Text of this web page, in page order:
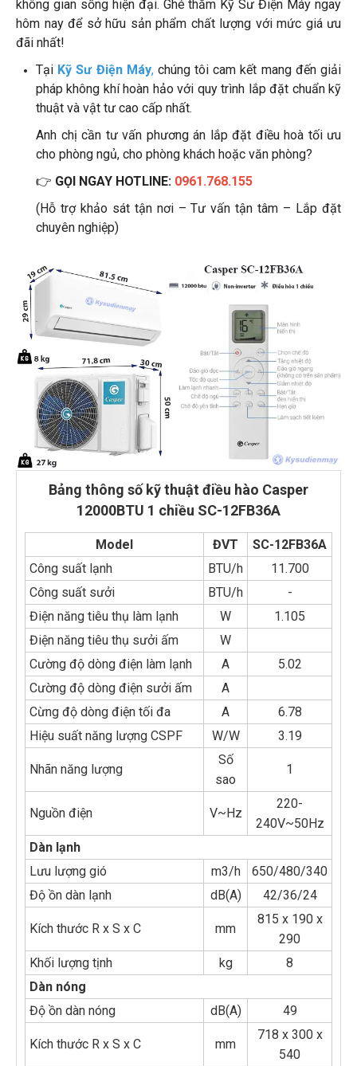
không gian sống hiện đại. Ghé thăm Kỹ Sư Điện Máy ngay
hôm nay để sở hữu sản phẩm chất lượng với mức giá ưu
đãi nhất!
Tại Kỹ Sư Điện Máy,chúng tôi cam kết mang đến giải
pháp không khí hoàn hảo với quy trình lắp đặt chuẩn kỹ
thuật và vật tư cao cấp nhất.
Anh chị cần tư vấn phương án lắp đặt điều hoà tối ưu
cho phòng ngủ, cho phòng khách hoặc văn phòng?
👉 GỌI NGAY HOTLINE: 0961.768.155
(Hỗ trợ khảo sát tận nơi – Tư vấn tận tâm – Lắp đặt
chuyên nghiệp)
Bảng thông số kỹ thuật điều hào Casper
12000BTU 1 chiều SC-12FB36A
Model ĐVT
SC-12FB36A
Công suất lạnh
BTU/h
11.700
Công suất sưởi
BTU/h
-
Điện năng tiêu thụ làm lạnh
W
1.105
Điện năng tiêu thụ sưởi ấm
W
Cường độ dòng điện làm lạnh
A
5.02
Cường độ dòng điện sưởi ấm
A
Cừng độ dòng điện tối đa
A
6.78
Hiệu suất năng lượng CSPF
W/W 3.19
Nhãn năng lượng
Số
sao
1
Nguồn điện V~Hz
220-
240V~50Hz
Dàn lạnh
Lưu lượng gió
m3/h
650/480/340
Độ ồn dàn lạnh
dB(A) 42/36/24
Kích thước R x S x C mm
815 x 190 x
290
Khối lượng tịnh
kg
8
Dàn nóng
Độ ồn dàn nóng
dB(A) 49
Kích thước R x S x C mm
718 x 300 x
540